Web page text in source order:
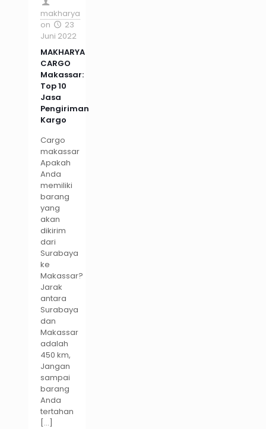
makharya
on
23
Juni 2022
MAKHARYA
CARGO
Makassar:
Top 10
Jasa
Pengiriman
Kargo
Cargo
makassar
Apakah
Anda
memiliki
barang
yang
akan
dikirim
dari
Surabaya
ke
Makassar?
Jarak
antara
Surabaya
dan
Makassar
adalah
450 km,
Jangan
sampai
barang
Anda
tertahan
[…]